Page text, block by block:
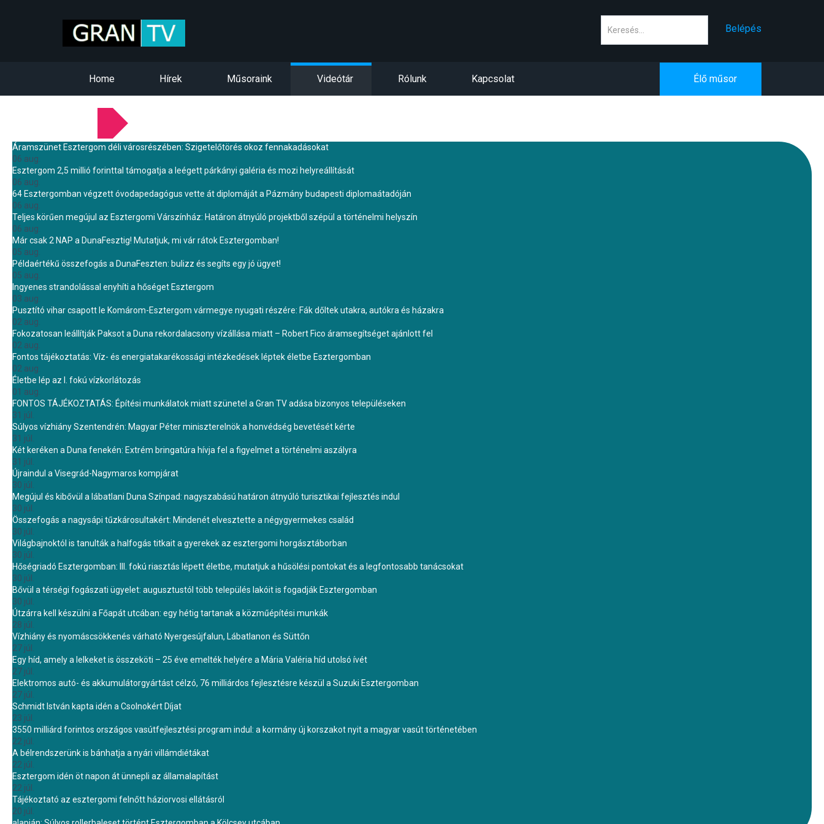
Belépés
Home Hírek Műsoraink Videótár Rólunk Kapcsolat Élő műsor
Áramszünet Esztergom déli városrészében: Szigetelőtörés okoz fennakadásokat
06 aug.
Esztergom 2,5 millió forinttal támogatja a leégett párkányi galéria és mozi helyreállítását
06 aug.
64 Esztergomban végzett óvodapedagógus vette át diplomáját a Pázmány budapesti diplomaátadóján
06 aug.
Teljes körűen megújul az Esztergomi Várszínház: Határon átnyúló projektből szépül a történelmi helyszín
06 aug.
Már csak 2 NAP a DunaFesztig! Mutatjuk, mi vár rátok Esztergomban!
05 aug.
Példaértékű összefogás a DunaFeszten: bulizz és segíts egy jó ügyet!
05 aug.
Ingyenes strandolással enyhíti a hőséget Esztergom
03 aug.
Pusztító vihar csapott le Komárom-Esztergom vármegye nyugati részére: Fák dőltek utakra, autókra és házakra
02 aug.
Fokozatosan leállítják Paksot a Duna rekordalacsony vízállása miatt – Robert Fico áramsegítséget ajánlott fel
02 aug.
Fontos tájékoztatás: Víz- és energiatakarékossági intézkedések léptek életbe Esztergomban
02 aug.
Életbe lép az I. fokú vízkorlátozás
01 aug.
FONTOS TÁJÉKOZTATÁS: Építési munkálatok miatt szünetel a Gran TV adása bizonyos településeken
31 júl.
Súlyos vízhiány Szentendrén: Magyar Péter miniszterelnök a honvédség bevetését kérte
31 júl.
Két keréken a Duna fenekén: Extrém bringatúra hívja fel a figyelmet a történelmi aszályra
31 júl.
Újraindul a Visegrád-Nagymaros kompjárat
30 júl.
Megújul és kibővül a lábatlani Duna Színpad: nagyszabású határon átnyúló turisztikai fejlesztés indul
30 júl.
Összefogás a nagysápi tűzkárosultakért: Mindenét elvesztette a négygyermekes család
30 júl.
Világbajnoktól is tanulták a halfogás titkait a gyerekek az esztergomi horgásztáborban
30 júl.
Hőségriadó Esztergomban: III. fokú riasztás lépett életbe, mutatjuk a hűsölési pontokat és a legfontosabb tanácsokat
30 júl.
Bővül a térségi fogászati ügyelet: augusztustól több település lakóit is fogadják Esztergomban
30 júl.
Útzárra kell készülni a Főapát utcában: egy hétig tartanak a közműépítési munkák
28 júl.
Vízhiány és nyomáscsökkenés várható Nyergesújfalun, Lábatlanon és Süttőn
27 júl.
Egy híd, amely a lelkeket is összeköti – 25 éve emelték helyére a Mária Valéria híd utolsó ívét
27 júl.
Elektromos autó- és akkumulátorgyártást célzó, 76 milliárdos fejlesztésre készül a Suzuki Esztergomban
27 júl.
Schmidt István kapta idén a Csolnokért Díjat
23 júl.
3550 milliárd forintos országos vasútfejlesztési program indul: a kormány új korszakot nyit a magyar vasút történetében
22 júl.
A bélrendszerünk is bánhatja a nyári villámdiétákat
22 júl.
Esztergom idén öt napon át ünnepli az államalapítást
22 júl.
Tájékoztató az esztergomi felnőtt háziorvosi ellátásról
20 júl.